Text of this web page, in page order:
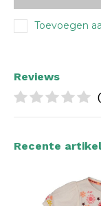
Toevoegen
Reviews
Recente